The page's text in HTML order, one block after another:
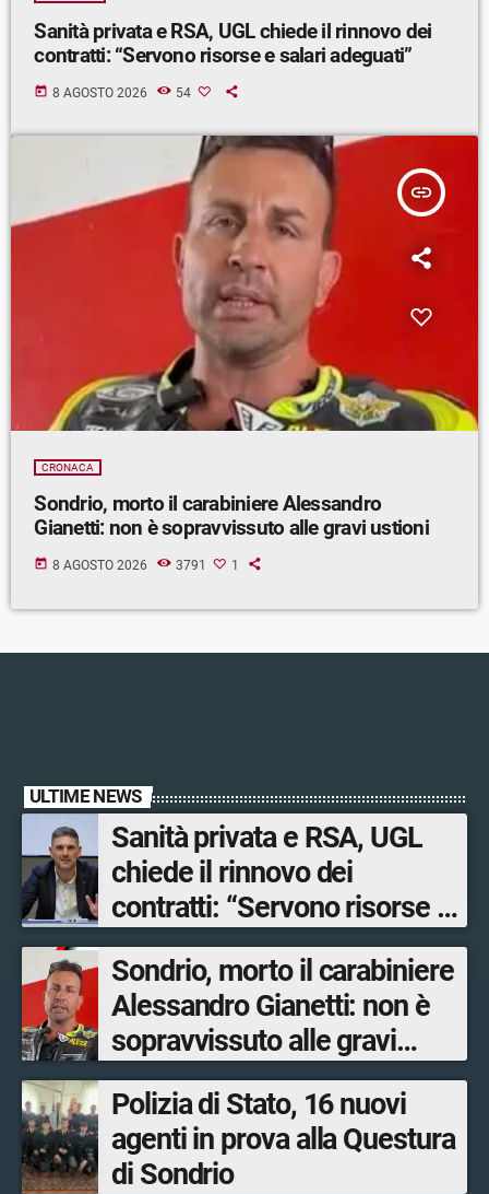
Sanità privata e RSA, UGL chiede il rinnovo dei
contratti: “Servono risorse e salari adeguati”
today 8 AGOSTO 2026 54
insert_link
CRONACA
Sondrio, morto il carabiniere Alessandro
Gianetti: non è sopravvissuto alle gravi ustioni
today 8 AGOSTO 2026 3791 1
ULTIME NEWS
Sanità privata e RSA, UGL
chiede il rinnovo dei
contratti: “Servono risorse e
salari adeguati”
Sondrio, morto il carabiniere
Alessandro Gianetti: non è
sopravvissuto alle gravi
ustioni
Polizia di Stato, 16 nuovi
agenti in prova alla Questura
di Sondrio